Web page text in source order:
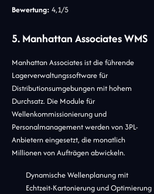
Bewertung: 4,1/5
5. Manhattan Associates WMS
Manhattan Associates ist die führende
Lagerverwaltungssoftware für
Distributionsumgebungen mit hohem
Durchsatz. Die Module für
Wellenkommissionierung und
Personalmanagement werden von 3PL-
Anbietern eingesetzt, die monatlich
Millionen von Aufträgen abwickeln.
Dynamische Wellenplanung mit
Echtzeit-Kartonierung und Optimierung